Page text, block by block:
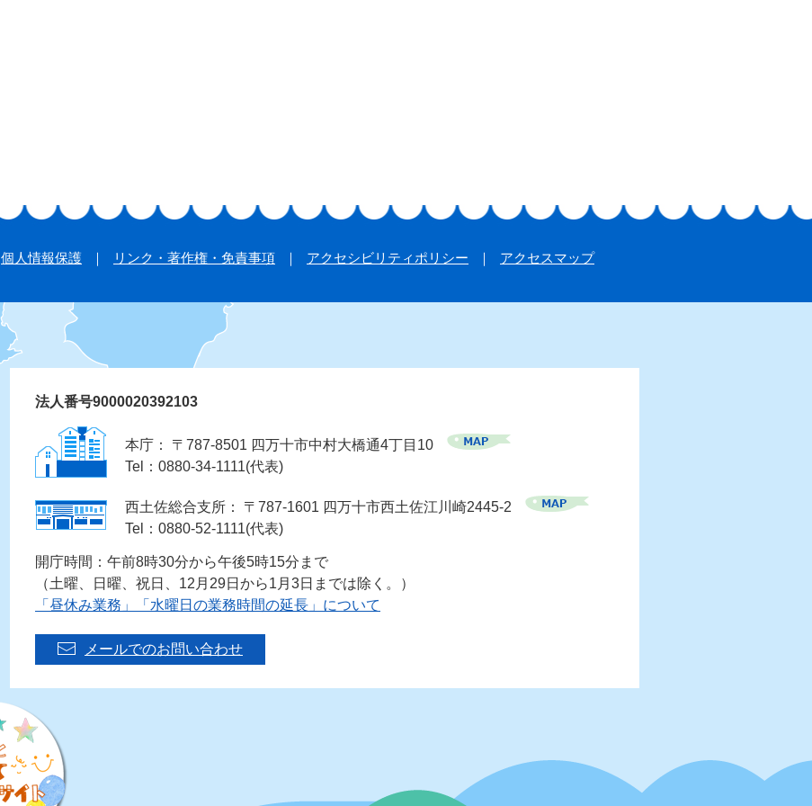
個人情報保護 リンク・著作権・免責事項 アクセシビリティポリシー アクセスマップ
法人番号9000020392103
本庁： 〒787-8501 四万十市中村大橋通4丁目10
Tel：0880-34-1111(代表)
西土佐総合支所： 〒787-1601 四万十市西土佐江川崎2445-2
Tel：0880-52-1111(代表)
開庁時間：午前8時30分から午後5時15分まで
（土曜、日曜、祝日、12月29日から1月3日までは除く。）
「昼休み業務」「水曜日の業務時間の延長」について
メールでのお問い合わせ